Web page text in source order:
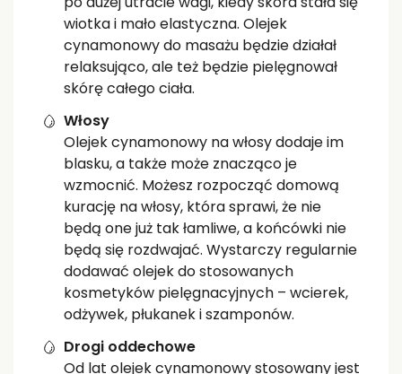
wiotka i mało elastyczna. Olejek
cynamonowy do masażu będzie działał
relaksująco, ale też będzie pielęgnował
skórę całego ciała.
Włosy
Olejek cynamonowy na włosy dodaje im
blasku, a także może znacząco je
wzmocnić. Możesz rozpocząć domową
kurację na włosy, która sprawi, że nie
będą one już tak łamliwe, a końcówki nie
będą się rozdwajać. Wystarczy regularnie
dodawać olejek do stosowanych
kosmetyków pielęgnacyjnych – wcierek,
odżywek, płukanek i szamponów.
Drogi oddechowe
Od lat olejek cynamonowy stosowany jest